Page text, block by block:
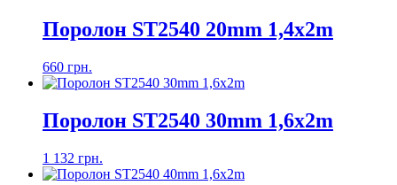
Поролон ST2540 20mm 1,4x2m
660 грн.
Поролон ST2540 30mm 1,6x2m
1 132 грн.